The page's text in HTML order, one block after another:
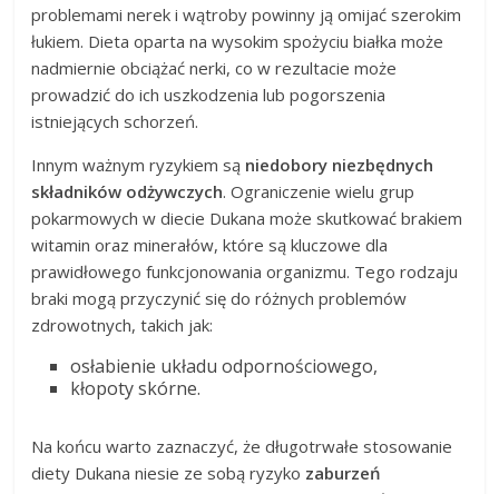
problemami nerek i wątroby powinny ją omijać szerokim
łukiem. Dieta oparta na wysokim spożyciu białka może
nadmiernie obciążać nerki, co w rezultacie może
prowadzić do ich uszkodzenia lub pogorszenia
istniejących schorzeń.
Innym ważnym ryzykiem są niedobory niezbędnych
składników odżywczych. Ograniczenie wielu grup
pokarmowych w diecie Dukana może skutkować brakiem
witamin oraz minerałów, które są kluczowe dla
prawidłowego funkcjonowania organizmu. Tego rodzaju
braki mogą przyczynić się do różnych problemów
zdrowotnych, takich jak:
osłabienie układu odpornościowego,
kłopoty skórne.
Na końcu warto zaznaczyć, że długotrwałe stosowanie
diety Dukana niesie ze sobą ryzyko zaburzeń